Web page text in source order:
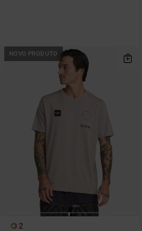
NOVO PRODUTO
2